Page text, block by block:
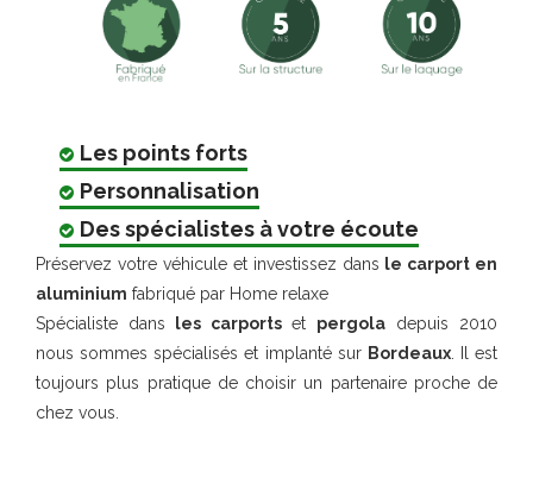
Les points forts
Personnalisation
Des spécialistes à votre écoute
Préservez votre véhicule et investissez dans le carport en
aluminium fabriqué par Home relaxe
Spécialiste dans les carportset pergola depuis 2010
nous sommes spécialisés et implanté sur Bordeaux. Il est
toujours plus pratique de choisir un partenaire proche de
chez vous.